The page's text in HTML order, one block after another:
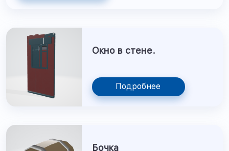
Окно в стене.
Подробнее
Бочка